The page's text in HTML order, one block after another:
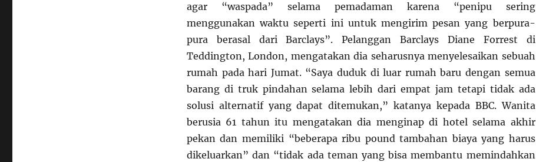
agar “waspada” selama pemadaman karena “penipu sering
menggunakan waktu seperti ini untuk mengirim pesan yang berpura-
pura berasal dari Barclays”. Pelanggan Barclays Diane Forrest di
Teddington, London, mengatakan dia seharusnya menyelesaikan sebuah
rumah pada hari Jumat. “Saya duduk di luar rumah baru dengan semua
barang di truk pindahan selama lebih dari empat jam tetapi tidak ada
solusi alternatif yang dapat ditemukan,” katanya kepada BBC. Wanita
berusia 61 tahun itu mengatakan dia menginap di hotel selama akhir
pekan dan memiliki “beberapa ribu pound tambahan biaya yang harus
dikeluarkan” dan “tidak ada teman yang bisa membantu memindahkan